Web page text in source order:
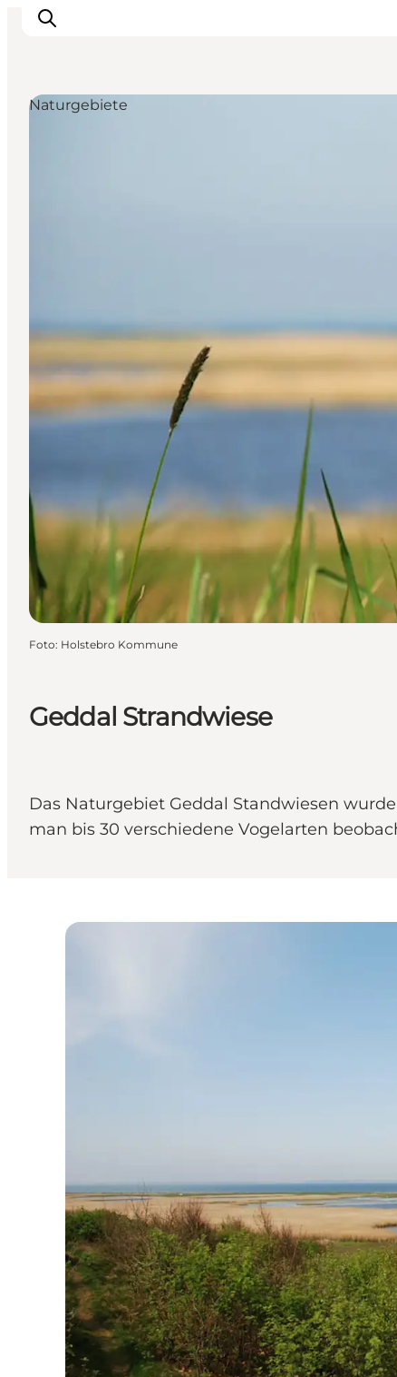
Geddal Strandwiese
Das Naturgebiet Geddal Standwiesen
man bis 30 verschiedene Vogelarten
Naturgebiete
Foto: Holstebro Kommune